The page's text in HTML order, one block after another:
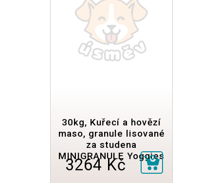
30kg, Kuřecí a hovězí
maso, granule lisované
za studena
MINIGRANULE Yoggies
3264 Kč